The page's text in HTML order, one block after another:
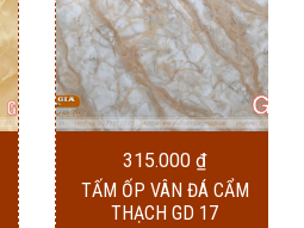
315.000 ₫
TẤM ỐP VÂN ĐÁ CẨM
THẠCH GD 17